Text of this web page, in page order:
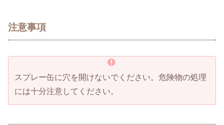
注意事項
スプレー缶に穴を開けないでください。危険物の処理
には十分注意してください。